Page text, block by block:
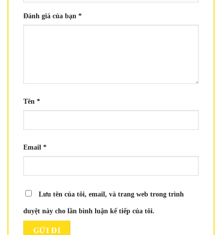
Đánh giá của bạn *
Tên *
Email *
Lưu tên của tôi, email, và trang web trong trình
duyệt này cho lần bình luận kế tiếp của tôi.